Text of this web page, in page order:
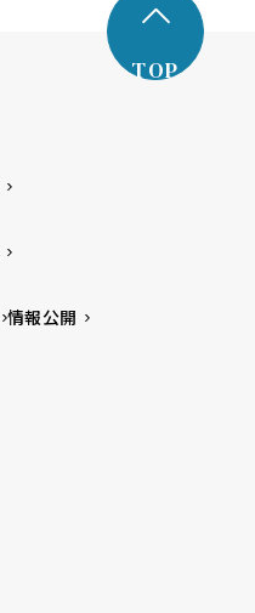
TOP
情報公開